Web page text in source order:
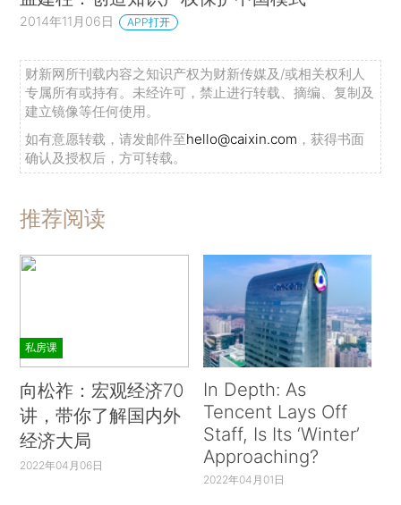
2014年11月06日 APP打开
财新网所刊载内容之知识产权为财新传媒及/或相关权利人
专属所有或持有。未经许可，禁止进行转载、摘编、复制及
建立镜像等任何使用。
如有意愿转载，请发邮件至hello@caixin.com ，获得书面
确认及授权后，方可转载。
推荐阅读
私房课
向松祚：宏观经济70
讲，带你了解国内外
经济大局
2022年04月06日
In Depth: As
Tencent Lays Off
Staff, Is Its ‘Winter’
Approaching?
2022年04月01日